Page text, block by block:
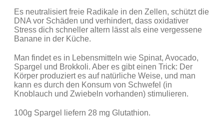
Es neutralisiert freie Radikale in den Zellen, schützt die
DNA vor Schäden und verhindert, dass oxidativer
Stress dich schneller altern lässt als eine vergessene
Banane in der Küche.
Man findet es in Lebensmitteln wie Spinat, Avocado,
Spargel und Brokkoli. Aber es gibt einen Trick: Der
Körper produziert es auf natürliche Weise, und man
kann es durch den Konsum von Schwefel (in
Knoblauch und Zwiebeln vorhanden) stimulieren.
100g Spargel liefern 28 mg Glutathion.